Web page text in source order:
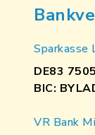
Sparkasse
DE83
BIC:
VR Bank